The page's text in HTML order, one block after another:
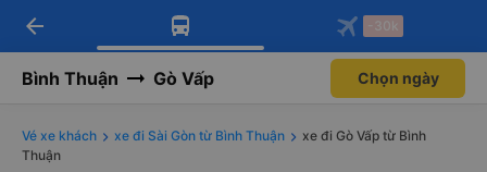
Tải app Vexere ngay!
Nhận ưu đãi thành viên độc
Mở app
Tải app Vexere
-30k/ghế khi đặt vé máy bay qua
Mở app
arrow_back -30k
Bình Thuận Gò Vấp Chọn ngày
Vé xe khách xe đi Sài Gòn từ Bình Thuận
xe đi Gò Vấp từ Bình
Thuận